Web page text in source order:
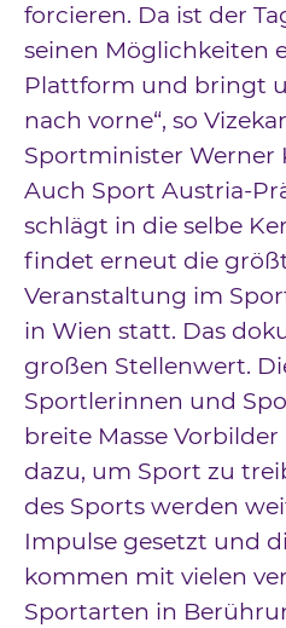
forcieren. Da ist der
seinen Möglichkeiten
Plattform und bringt
nach vorne“, so
Sportminister Werner
Auch Sport Austria-
schlägt in die selbe
findet erneut die
Veranstaltung im
in Wien statt. Das
großen Stellenwert.
Sportlerinnen und
breite Masse
dazu, um Sport zu
des Sports werden
Impulse gesetzt und
kommen mit vielen
Sportarten in